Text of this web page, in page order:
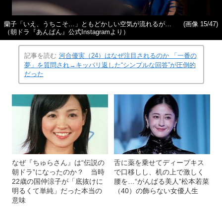
蘭子「いえ、うちこそ…」ともどかしい空気が流れるが…
（朝ドラ『あんぱん』公式Instagramより）
(画像 15/47)
記事を読む 河合優実（24）はなぜ注目されるのか 「一番の
夢」を質問され→キッパリ返した“シンプルな回答”が圧倒的
だった
なぜ『ちゅらさん』は“伝説の
朝ドラ”になったのか？ 当時
22歳の国仲涼子が「底抜けに
明るくて単純」だった本当の
意味
舌に薬を乗せてディープキス
で口移しし、机の上で激しく
腰を…“がんばる美人”松本若菜
（40）の飾らない女優人生